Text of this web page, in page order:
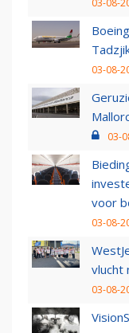
03-08-
03-08-
03-
voor
03-08-
vlucht
03-08-